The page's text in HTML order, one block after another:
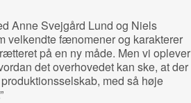
Anne Svejgård Lund og Niels
velkendte fænomener og karakterer
på en ny måde. Men vi oplever
det overhovedet kan ske, at der
med så høje